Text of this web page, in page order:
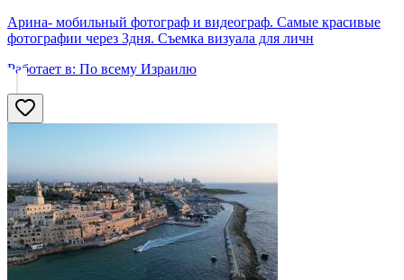
Арина- мобильный фотограф и видеограф. Самые красивые
фотографии через 3дня. Съемка визуала для личн
Работает в: По всему Израилю